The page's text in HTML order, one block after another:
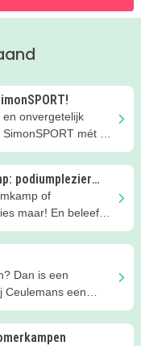
onvergetelijk
mét en
podiumplezier
of
maar! En beleef
kamp.
Dan is een
Ceulemans een